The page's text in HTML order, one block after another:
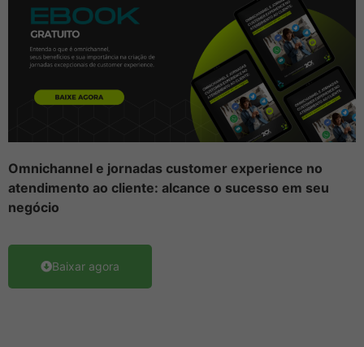
Omnichannel e jornadas customer experience no
atendimento ao cliente: alcance o sucesso em seu
negócio
Baixar agora